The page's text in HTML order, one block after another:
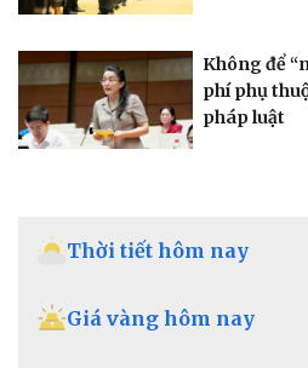
Không để
phí phụ
pháp luật
Thời tiết hôm nay
Giá vàng hôm nay